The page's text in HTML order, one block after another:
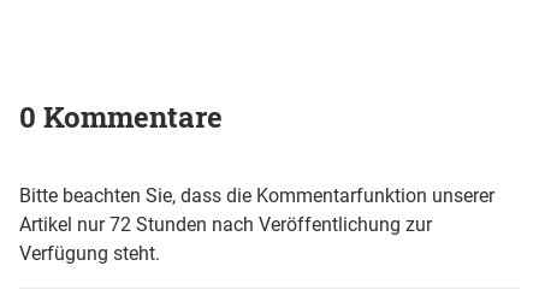
0 Kommentare
Bitte beachten Sie, dass die Kommentarfunktion unserer
Artikel nur 72 Stunden nach Veröffentlichung zur
Verfügung steht.